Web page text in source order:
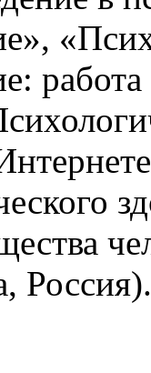
Россия).